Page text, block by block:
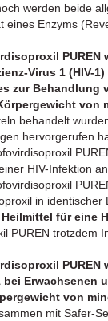
werden beide
eines Enzyms
Virus 1 (HIV-
zur Behandlung
von
behandelt
hervorgerufen
HIV-Infektion
in identischer
für eine
PUREN trotzdem
bei Erwachsenen
von
mit Safer-